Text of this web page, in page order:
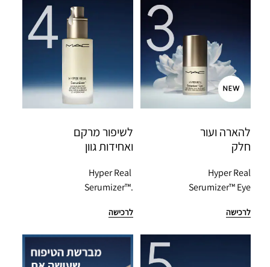
להארה ועור
חלק
Hyper Real
Serumizer™ Eye
לרכישה
לשיפור מרקם
ואחידות גוון
Hyper Real
Serumizer™.
לרכישה